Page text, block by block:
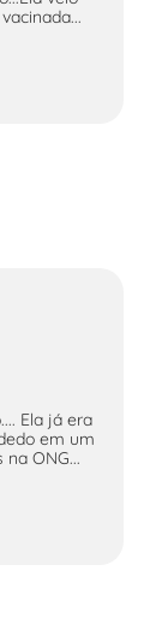
Ela já era
em um
ONG...